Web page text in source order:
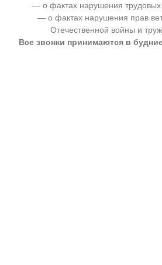
— о фактах нарушения трудовых
— о фактах нарушения прав
Отечественной войны и
Все звонки принимаются в